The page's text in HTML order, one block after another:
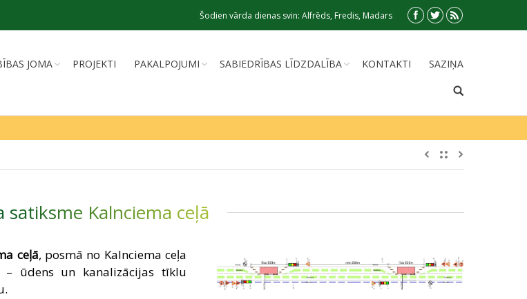
Šodien vārda dienas svin: Alfrēds, Fredis, Madars
JOMA PROJEKTI PAKALPOJUMI SABIEDRĪBAS LĪDZDALĪBA KONTAKTI SAZIŅA
satiksme Kalnciema ceļā
ceļā, posmā no Kalnciema ceļa
ūdens un kanalizācijas tīklu